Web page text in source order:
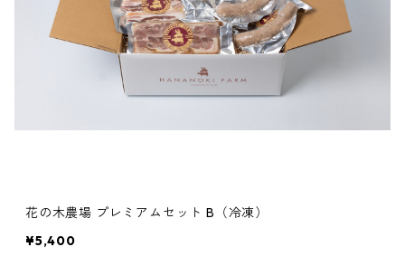
花の木農場 プレミアムセット B（冷凍）
¥5,400